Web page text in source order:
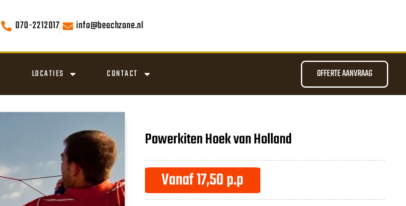
070-2212017 info@beachzone.nl
LOCATIES CONTACT OFFERTE AANVRAAG
Powerkiten Hoek van Holland
Vanaf 17,50 p.p